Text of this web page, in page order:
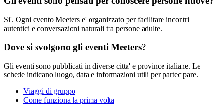
Si'. Ogni evento Meeters e' organizzato per facilitare incontri
autentici e conversazioni naturali tra persone adulte.
Dove si svolgono gli eventi Meeters?
Gli eventi sono pubblicati in diverse citta' e province italiane. Le
schede indicano luogo, data e informazioni utili per partecipare.
Viaggi di gruppo
Come funziona la prima volta